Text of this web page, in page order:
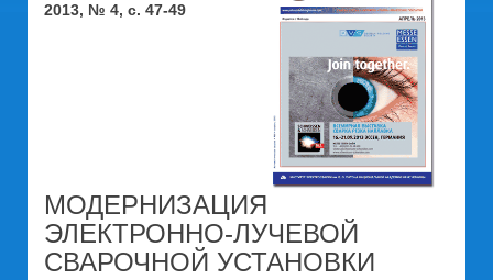
2013, № 4, с. 47-49
МОДЕРНИЗАЦИЯ
ЭЛЕКТРОННО-ЛУЧЕВОЙ
СВАРОЧНОЙ УСТАНОВКИ